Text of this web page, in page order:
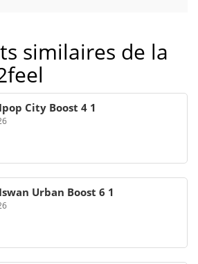
similaires de la
City Boost 4 1
Urban Boost 6 1